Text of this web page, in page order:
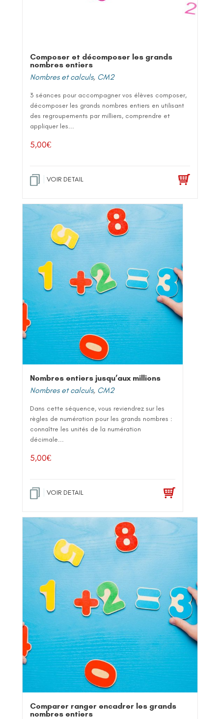
Composer et décomposer les grands
nombres entiers
Nombres et calculs, CM2
3 séances pour accompagner vos élèves composer,
décomposer les grands nombres entiers en utilisant
des regroupements par milliers, comprendre et
appliquer les...
5,00€
VOIR DETAIL
Nombres entiers jusqu’aux millions
Nombres et calculs, CM2
Dans cette séquence, vous reviendrez sur les
règles de numération pour les grands nombres :
connaître les unités de la numération
décimale...
5,00€
VOIR DETAIL
Comparer ranger encadrer les grands
nombres entiers